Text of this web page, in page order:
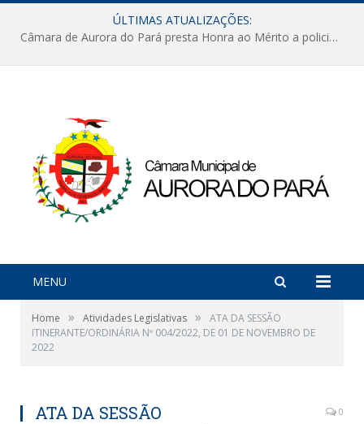
ÚLTIMAS ATUALIZAÇÕES:
Câmara de Aurora do Pará presta Honra ao Mérito a policiais militares em sessão marcada por reconhecimento e emoção
MENU
Home » Atividades Legislativas »
ATA DA SESSÃO
ITINERANTE/ORDINÁRIA Nº 004/2022, DE 01 DE NOVEMBRO DE
2022
ATA DA SESSÃO
0